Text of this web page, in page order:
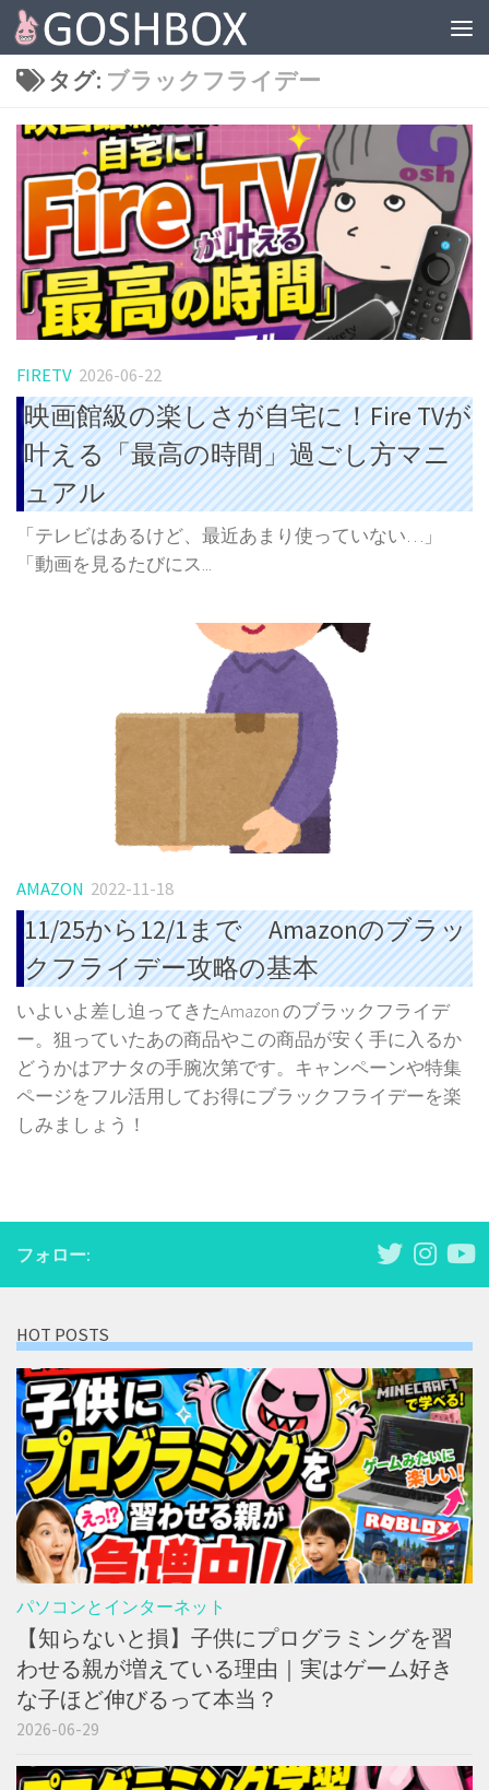
コンテンツへスキップ
タグ: ブラックフライデー
FIRETV 2026-06-22
映画館級の楽しさが自宅に！Fire TVが
叶える「最高の時間」過ごし方マニ
ュアル
「テレビはあるけど、最近あまり使っていない…」
「動画を見るたびにス...
AMAZON 2022-11-18
11/25から12/1まで Amazonのブラッ
クフライデー攻略の基本
いよいよ差し迫ってきたAmazon のブラックフライデ
ー。狙っていたあの商品やこの商品が安く手に入るか
どうかはアナタの手腕次第です。キャンペーンや特集
ページをフル活用してお得にブラックフライデーを楽
しみましょう！
フォロー:
HOT POSTS
パソコンとインターネット
【知らないと損】子供にプログラミングを習
わせる親が増えている理由｜実はゲーム好き
な子ほど伸びるって本当？
2026-06-29